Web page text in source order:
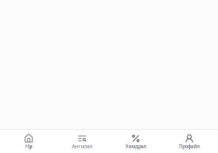
Нүүр Ангилал Хямдрал Профайл